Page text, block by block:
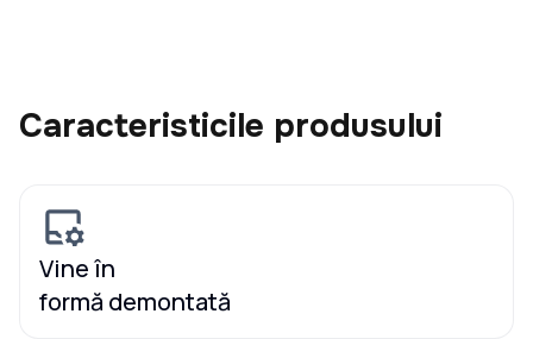
Caracteristicile produsului
Vine în
formă demontată